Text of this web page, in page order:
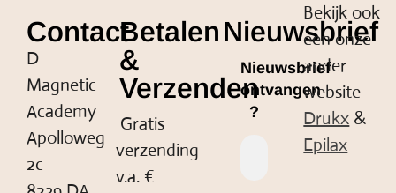
Contact
D
Magnetic
Academy
Apolloweg
2c
Betalen
&
Verzenden
Gratis
verzending
v.a. €
Nieuwsbrief
Nieuwsbrief
ontvangen
?
Bekijk ook
een onze
ander
website
Drukx &
Epilax